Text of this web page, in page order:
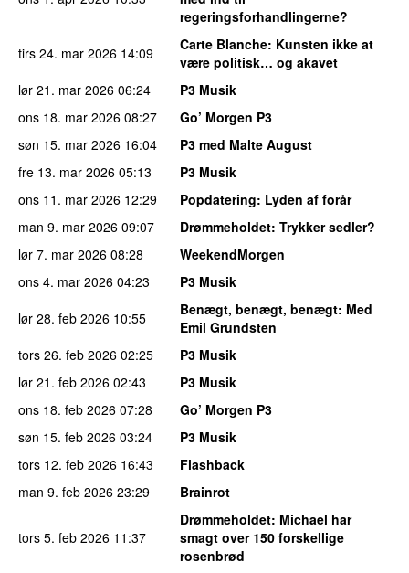
regeringsforhandlingerne?
tirs 24. mar 2026 14:09 Carte Blanche: Kunsten ikke at
være politisk… og akavet
lør 21. mar 2026 06:24
P3 Musik
ons 18. mar 2026 08:27
Go’ Morgen P3
søn 15. mar 2026 16:04
P3 med Malte August
fre 13. mar 2026 05:13
P3 Musik
ons 11. mar 2026 12:29 Popdatering: Lyden af forår
man 9. mar 2026 09:07 Drømmeholdet: Trykker sedler?
lør 7. mar 2026 08:28
WeekendMorgen
ons 4. mar 2026 04:23
P3 Musik
lør 28. feb 2026 10:55 Benægt, benægt, benægt: Med
Emil Grundsten
tors 26. feb 2026 02:25
P3 Musik
lør 21. feb 2026 02:43
P3 Musik
ons 18. feb 2026 07:28
Go’ Morgen P3
søn 15. feb 2026 03:24
P3 Musik
tors 12. feb 2026 16:43
Flashback
man 9. feb 2026 23:29 Brainrot
tors 5. feb 2026 11:37
Drømmeholdet: Michael har
smagt over 150 forskellige
rosenbrød